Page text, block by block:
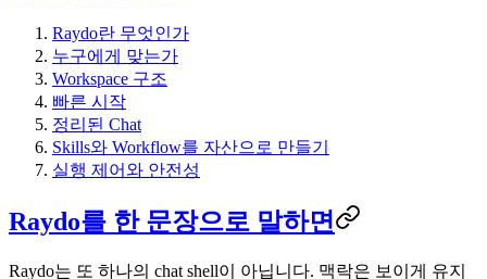
Raydo란 무엇인가
누구에게 맞는가
Workspace 구조
빠른 시작
정리된 Chat
Skills와 Workflow를 자산으로 만들기
실행 제어와 안전성
Raydo를 한 문장으로 말하면
Raydo는 또 하나의 chat shell이 아닙니다. 맥락은 보이게 유지